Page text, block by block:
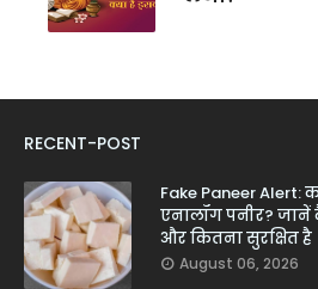
RECENT-POST
Fake Paneer Alert:
एनालॉग पनीर?
और कितना सुरक्षित है
August 06, 2026